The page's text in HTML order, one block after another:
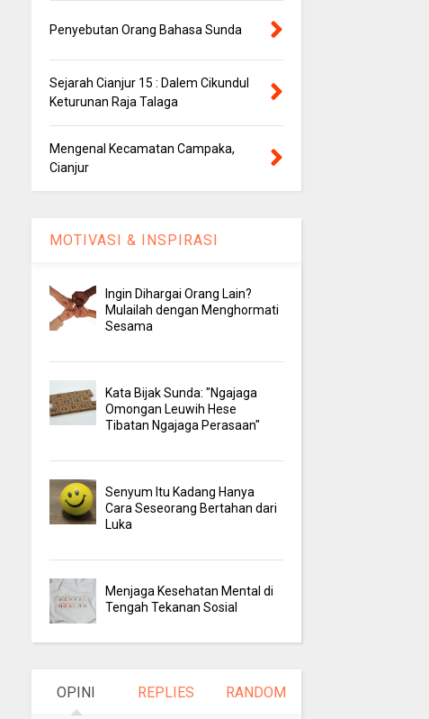
Penyebutan Orang Bahasa Sunda
Sejarah Cianjur 15 : Dalem Cikundul
Keturunan Raja Talaga
Mengenal Kecamatan Campaka,
Cianjur
MOTIVASI & INSPIRASI
Ingin Dihargai Orang Lain?
Mulailah dengan Menghormati
Sesama
Kata Bijak Sunda: "Ngajaga
Omongan Leuwih Hese
Tibatan Ngajaga Perasaan"
Senyum Itu Kadang Hanya
Cara Seseorang Bertahan dari
Luka
Menjaga Kesehatan Mental di
Tengah Tekanan Sosial
OPINI REPLIES RANDOM